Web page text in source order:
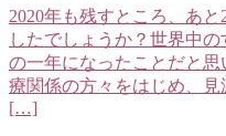
2020年も残すところ、あ
したでしょうか？世界中
の一年になったことだと
療関係の方々をはじめ、
[…]